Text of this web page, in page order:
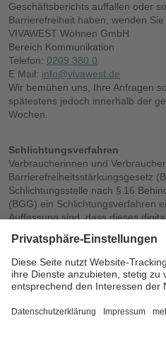
Geschäftsberichts auffallen oder
Barrierefreiheit haben, wenden
VIVAWEST Wohnen GmbH
Bereich Kommunikation
Telefon: 0209 380 0
E Mail: info@vivawest.de
Wir bemühen uns, Ihre Anfragen
spätestens jedoch innerhalb der
Wochen.
Schlichtungsverfahren
Verbraucherinnen und
Barrierefreiheitsstärkungsgesetz
Schlichtungsstelle nach § 16
(BGG) ein Schlichtungsverfahren
Auffassung sind, dass dieses
Erstellung und Aktualisierung
Diese Erklärung zur
internen Selbstbewertung anhand
(Konformitätsstufe AA) erstellt.
Erstellt am: 02.04.2026